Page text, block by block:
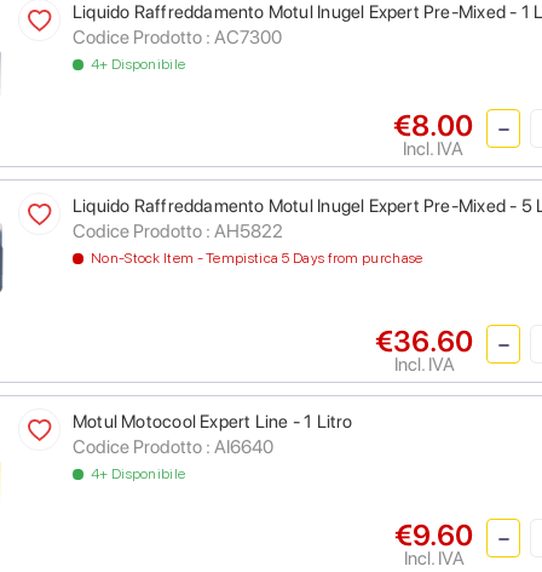
Liquido Raffreddamento Motul Inugel Expert Pre-Mixed - 1
Codice Prodotto : AC7300
4+ Disponibile
€8.00
Incl. IVA
Liquido Raffreddamento Motul Inugel Expert Pre-Mixed - 5
Codice Prodotto : AH5822
Non-Stock Item - Tempistica 5 Days from purchase
€36.60
Incl. IVA
Motul Motocool Expert Line - 1 Litro
Codice Prodotto : AI6640
4+ Disponibile
€9.60
Incl. IVA